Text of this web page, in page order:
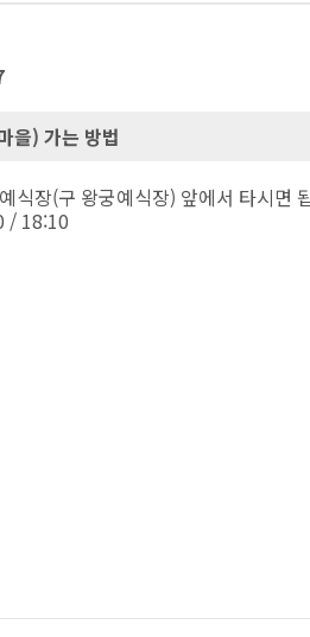
을) 가는 방법
식장(구 왕궁예식장) 앞에서 타시면
/ 18:10